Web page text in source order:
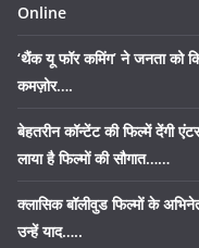
Online
‘थैंक यू फॉर कमिंग’ ने जनता को
कमज़ोर….
बेहतरीन कॉन्टेंट की फिल्में देंगी
लाया है फिल्मों की सौगात……
क्लासिक बॉलीवुड फिल्मों के
उन्हें याद…..